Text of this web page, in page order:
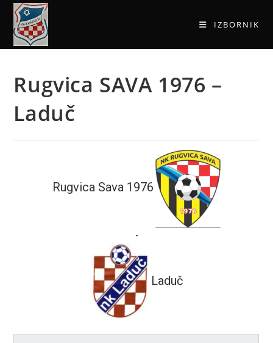
IZBORNIK
Rugvica SAVA 1976 –
Laduč
Rugvica Sava 1976
-
Laduč